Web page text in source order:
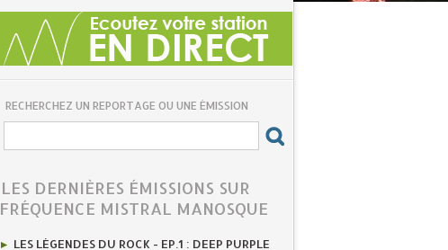
RECHERCHEZ UN REPORTAGE OU UNE ÉMISSION
LES DERNIÈRES ÉMISSIONS SUR
FRÉQUENCE MISTRAL MANOSQUE
LES LÉGENDES DU ROCK - EP.1 : DEEP PURPLE